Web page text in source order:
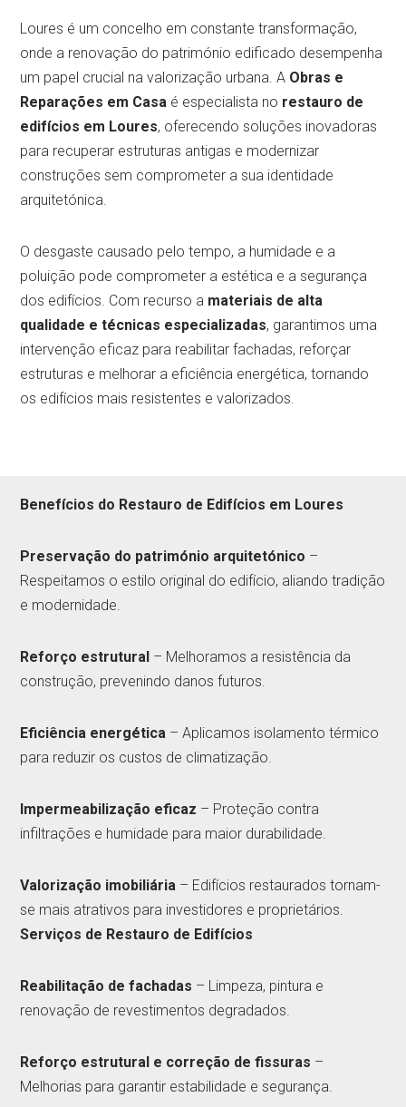
Loures é um concelho em constante transformação,
onde a renovação do património edificado desempenha
um papel crucial na valorização urbana. A Obras e
Reparações em Casa é especialista no restauro de
edifícios em Loures, oferecendo soluções inovadoras
para recuperar estruturas antigas e modernizar
construções sem comprometer a sua identidade
arquitetónica.
O desgaste causado pelo tempo, a humidade e a
poluição pode comprometer a estética e a segurança
dos edifícios. Com recurso a materiais de alta
qualidade e técnicas especializadas, garantimos uma
intervenção eficaz para reabilitar fachadas, reforçar
estruturas e melhorar a eficiência energética, tornando
os edifícios mais resistentes e valorizados.
Benefícios do Restauro de Edifícios em Loures
Preservação do património arquitetónico –
Respeitamos o estilo original do edifício, aliando tradição
e modernidade.
Reforço estrutural – Melhoramos a resistência da
construção, prevenindo danos futuros.
Eficiência energética – Aplicamos isolamento térmico
para reduzir os custos de climatização.
Impermeabilização eficaz – Proteção contra
infiltrações e humidade para maior durabilidade.
Valorização imobiliária – Edifícios restaurados tornam-
se mais atrativos para investidores e proprietários.
Serviços de Restauro de Edifícios
Reabilitação de fachadas – Limpeza, pintura e
renovação de revestimentos degradados.
Reforço estrutural e correção de fissuras –
Melhorias para garantir estabilidade e segurança.